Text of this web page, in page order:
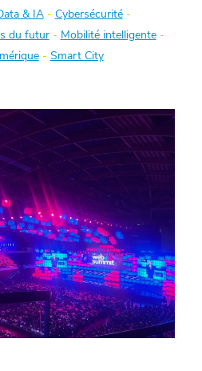
& IA- Cybersécurité-
du futur- Mobilité intelligente-
- Smart City